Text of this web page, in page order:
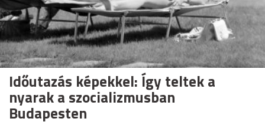
Időutazás képekkel: Így teltek a
nyarak a szocializmusban
Budapesten